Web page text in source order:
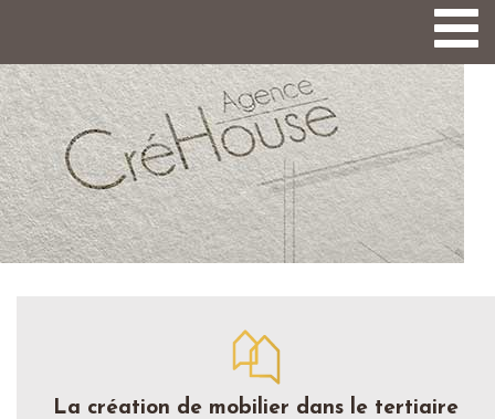
La création de mobilier dans le tertiaire